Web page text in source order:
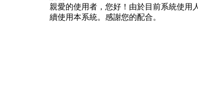
親愛的使用者，您好！由於目前系統使用
續使用本系統。感謝您的配合。